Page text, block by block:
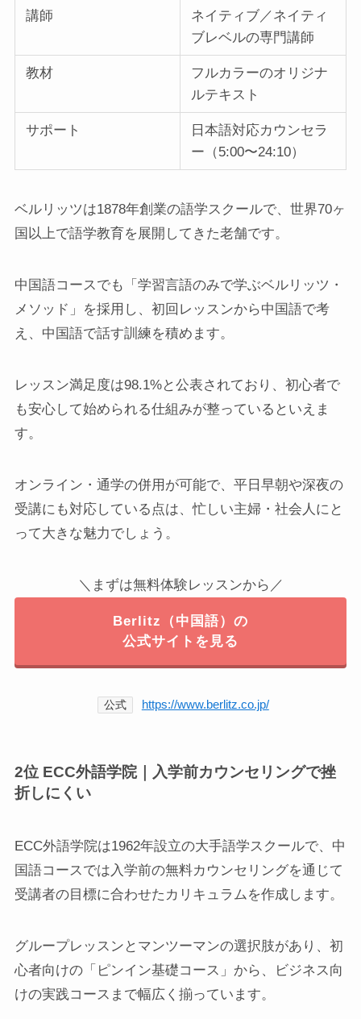
講師
ネイティブ／ネイティ
ブレベルの専門講師
教材
フルカラーのオリジナ
ルテキスト
サポート
日本語対応カウンセラ
ー（5:00〜24:10）
ベルリッツは1878年創業の語学スクールで、世界70ヶ
国以上で語学教育を展開してきた老舗です。
中国語コースでも「学習言語のみで学ぶベルリッツ・
メソッド」を採用し、初回レッスンから中国語で考
え、中国語で話す訓練を積めます。
レッスン満足度は98.1%と公表されており、初心者で
も安心して始められる仕組みが整っているといえま
す。
オンライン・通学の併用が可能で、平日早朝や深夜の
受講にも対応している点は、忙しい主婦・社会人にと
って大きな魅力でしょう。
＼まずは無料体験レッスンから／
Berlitz（中国語）の
公式サイトを見る
公式 https://www.berlitz.co.jp/
2位 ECC外語学院｜入学前カウンセリングで挫
折しにくい
ECC外語学院は1962年設立の大手語学スクールで、中
国語コースでは入学前の無料カウンセリングを通じて
受講者の目標に合わせたカリキュラムを作成します。
グループレッスンとマンツーマンの選択肢があり、初
心者向けの「ピンイン基礎コース」から、ビジネス向
けの実践コースまで幅広く揃っています。